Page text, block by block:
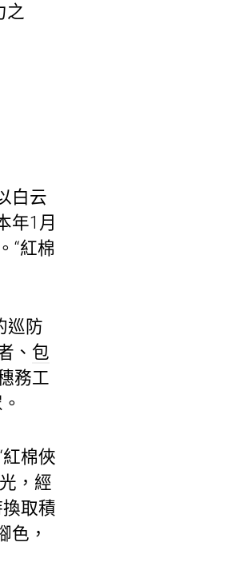
之
白云
年1月
“紅棉
巡防
、 包
務工
棉俠
，經
取積
色，